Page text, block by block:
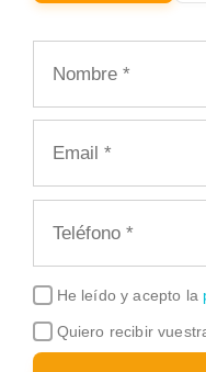
He leído y acepto la
Quiero recibir